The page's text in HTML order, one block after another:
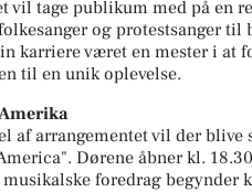
vil tage publikum med på en
og protestsanger
karriere været en mester i at
til en unik oplevelse.
af arrangementet vil der
Dørene åbner kl.
foredrag begynder